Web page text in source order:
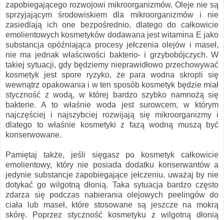
zapobiegającego rozwojowi mikroorganizmów. Oleje nie są
sprzyjającym środowiskiem dla mikroorganizmów i nie
zasiedlają ich one bezpośrednio, dlatego do całkowicie
emolientowych kosmetyków dodawana jest witamina E jako
substancja opóźniająca procesy jełczenia olejów i maseł,
nie ma jednak właściwości bakterio- i grzybobójczych. W
takiej sytuacji, gdy będziemy nieprawidłowo przechowywać
kosmetyk jest spore ryzyko, że para wodna skropli się
wewnątrz opakowania i w ten sposób kosmetyk będzie miał
styczność z wodą, w której bardzo szybko namnożą się
bakterie. A to właśnie woda jest surowcem, w którym
najczęściej i najszybciej rozwijają się mikroorganizmy i
dlatego to właśnie kosmetyki z fazą wodną muszą być
konserwowane.
Pamiętaj także, jeśli sięgasz po kosmetyk całkowicie
emolientowy, który nie posiada dodatku konserwantów a
jedynie substancje zapobiegające jełczeniu, uważaj by nie
dotykać go wilgotną dłonią. Taka sytuacja bardzo często
zdarza się podczas nabierania olejowych peelingów do
ciała lub maseł, które stosowane są jeszcze na mokrą
skórę. Poprzez styczność kosmetyku z wilgotną dłonią